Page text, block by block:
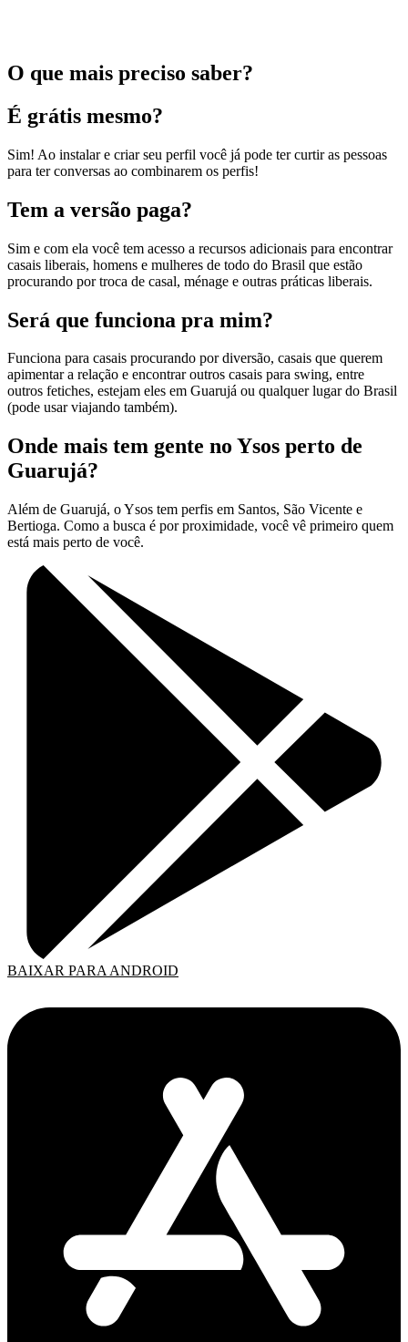
O que mais preciso saber?
É grátis mesmo?
Sim! Ao instalar e criar seu perfil você já pode ter curtir as pessoas
para ter conversas ao combinarem os perfis!
Tem a versão paga?
Sim e com ela você tem acesso a recursos adicionais para encontrar
casais liberais, homens e mulheres de todo do Brasil que estão
procurando por troca de casal, ménage e outras práticas liberais.
Será que funciona pra mim?
Funciona para casais procurando por diversão, casais que querem
apimentar a relação e encontrar outros casais para swing, entre
outros fetiches, estejam eles em Guarujá ou qualquer lugar do Brasil
(pode usar viajando também).
Onde mais tem gente no Ysos perto de
Guarujá?
Além de Guarujá, o Ysos tem perfis em Santos, São Vicente e
Bertioga. Como a busca é por proximidade, você vê primeiro quem
está mais perto de você.
BAIXAR PARA ANDROID